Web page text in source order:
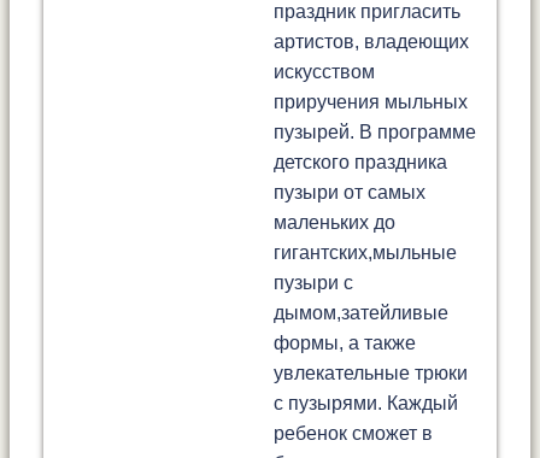
праздник пригласить
артистов, владеющих
искусством
приручения мыльных
пузырей. В программе
детского праздника
пузыри от самых
маленьких до
гигантских,мыльные
пузыри с
дымом,затейливые
формы, а также
увлекательные трюки
с пузырями. Каждый
ребенок сможет в